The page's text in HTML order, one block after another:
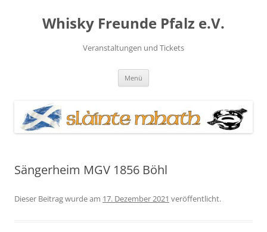
springenWhisky Freunde Pfalz e.V.
Veranstaltungen und Tickets
Menü
Sängerheim MGV 1856 Böhl
Dieser Beitrag wurde am 17. Dezember 2021 veröffentlicht.